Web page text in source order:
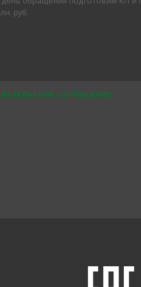
СОГЛАШЕНИЕ